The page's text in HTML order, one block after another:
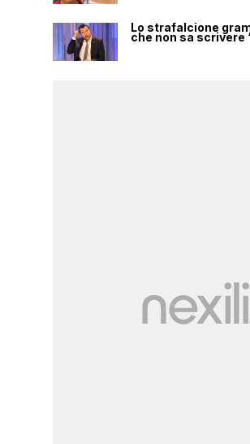
Lo strafalcione
che non sa scrivere